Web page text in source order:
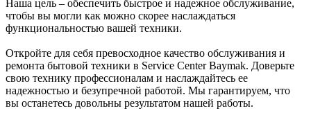
Наша цель – обеспечить быстрое и надежное обслуживание,
чтобы вы могли как можно скорее наслаждаться
функциональностью вашей техники.
Откройте для себя превосходное качество обслуживания и
ремонта бытовой техники в Service Center Baymak. Доверьте
свою технику профессионалам и наслаждайтесь ее
надежностью и безупречной работой. Мы гарантируем, что
вы останетесь довольны результатом нашей работы.